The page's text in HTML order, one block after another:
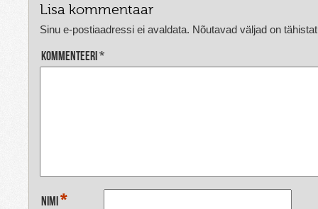
Lisa kommentaar
Sinu e-postiaadressi ei avaldata. Nõutavad väljad on
Kommenteeri*
Nimi*